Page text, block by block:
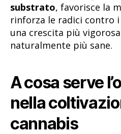
substrato, favorisce la
rinforza le radici contro
una crescita più
naturalmente più sane.
A cosa serve
nella
cannabis